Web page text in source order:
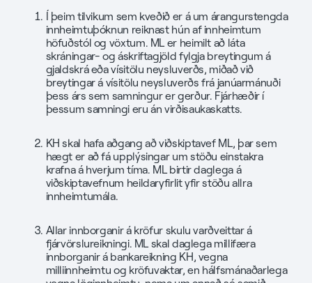
Í þeim tilvikum sem kveðið er á um árangurstengda
innheimtuþóknun reiknast hún af innheimtum
höfuðstól og vöxtum. ML er heimilt að láta
skráningar- og áskriftagjöld fylgja breytingum á
gjaldskrá eða vísitölu neysluverðs, miðað við
breytingar á vísitölu neysluverðs frá janúarmánuði
þess árs sem samningur er gerður. Fjárhæðir í
þessum samningi eru án virðisaukaskatts.
KH skal hafa aðgang að viðskiptavef ML, þar sem
hægt er að fá upplýsingar um stöðu einstakra
krafna á hverjum tíma. ML birtir daglega á
viðskiptavefnum heildaryfirlit yfir stöðu allra
innheimtumála.
Allar innborganir á kröfur skulu varðveittar á
fjárvörslureikningi. ML skal daglega millifæra
innborganir á bankareikning KH, vegna
milliinnheimtu og kröfuvaktar, en hálfsmánaðarlega